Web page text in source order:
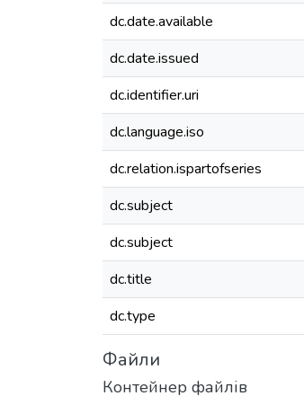
dc.date.available
dc.date.issued
dc.identifier.uri
dc.language.iso
dc.relation.ispartofseries
dc.subject
dc.subject
dc.title
dc.type
Файли
Контейнер файлів